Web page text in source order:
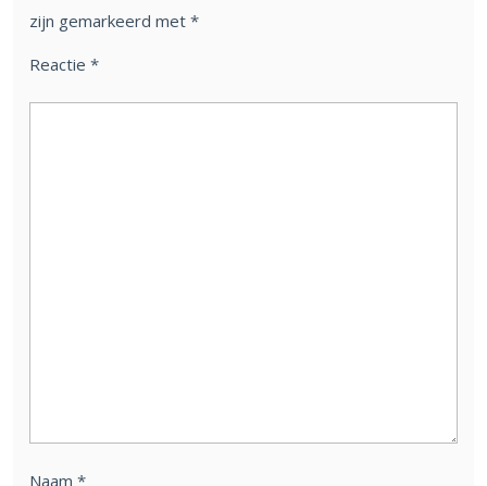
zijn gemarkeerd met *
Reactie *
Naam *